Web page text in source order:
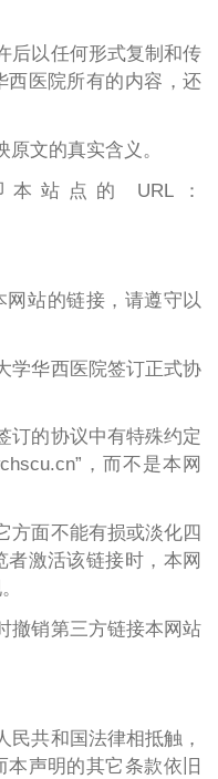
后以任何形式复制和传
西医院所有的内容，还
原文的真实含义。
站点的 URL：
站的链接，请遵守以
学华西医院签订正式协
订的协议中有特殊约定
，而不是本网
方面不能有损或淡化四
激活该链接时，本网
撤销第三方链接本网站
民共和国法律相抵触，
声明的其它条款依旧